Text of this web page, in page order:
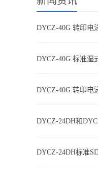
DYCZ-40G 转印电
DYCZ-24DH和
DYCZ-24DH标准